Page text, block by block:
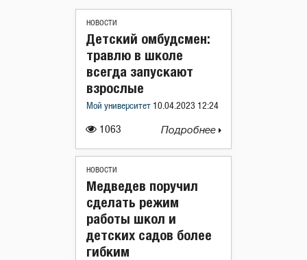
НОВОСТИ
1063
Детский омбудсмен:
травлю в школе
всегда запускают
взрослые
Мой университет 10.04.2023 12:24
Подробнее
НОВОСТИ
Медведев поручил
сделать режим
работы школ и
детских садов более
гибким